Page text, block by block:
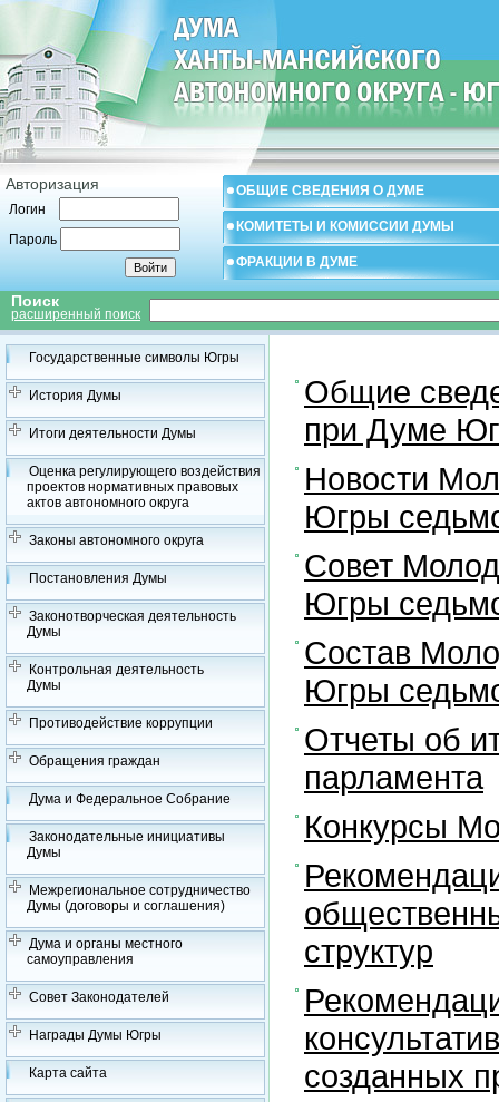
Авторизация
Логин
Пароль
ОБЩИЕ СВЕДЕНИЯ О ДУМЕ
КОМИТЕТЫ И КОМИССИИ ДУМЫ
ФРАКЦИИ В ДУМЕ
Поиск
расширенный поиск
Государственные символы Югры
История Думы
Итоги деятельности Думы
Оценка регулирующего воздействия
проектов нормативных правовых
актов автономного округа
Законы автономного округа
Постановления Думы
Законотворческая деятельность
Думы
Контрольная деятельность
Думы
Противодействие коррупции
Обращения граждан
Дума и Федеральное Собрание
Законодательные инициативы
Думы
Межрегиональное сотрудничество
Думы (договоры и соглашения)
Дума и органы местного
самоуправления
Совет Законодателей
Награды Думы Югры
Карта сайта
Общие
при Думе
Новости
Югры
Совет
Югры
Состав
Югры
Отчеты об
парламента
Конкурсы
структур
созданных